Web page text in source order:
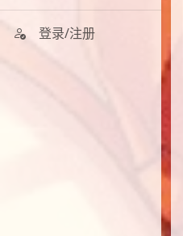
登录/注册